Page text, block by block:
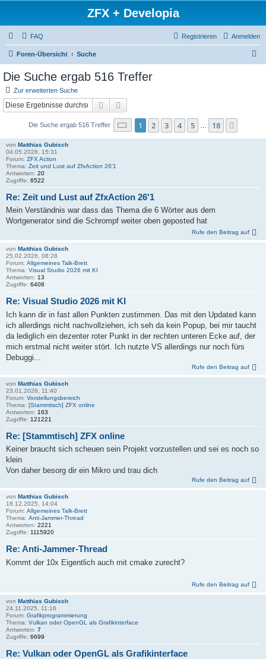
ZFX + Developia
FAQ Anmelden
Registrieren
Foren-Übersicht Suche
Die Suche ergab 516 Treffer
Zur erweiterten Suche
Suche
Die Suche ergab 516 Treffer Seite 1von 18
1 2 3 4 5 18
von Matthias Gubisch
04.05.2026, 15:31
Forum: ZFX Action
Thema: Zeit und Lust auf ZfxAction 26'1
Antworten: 20
Zugriffe: 6522
Re: Zeit und Lust auf ZfxAction 26'1
Mein Verständnis war dass das Thema die 6 Wörter aus dem
Wortgenerator sind die Schrompf weiter oben geposted hat
Rufe den Beitrag auf
von Matthias Gubisch
25.02.2026, 08:28
Forum: Allgemeines Talk-Brett
Thema: Visual Studio 2026 mit KI
Antworten: 13
Zugriffe: 6408
Re: Visual Studio 2026 mit KI
Ich kann dir in fast allen Punkten zustimmen. Das mit den Updated kann
ich allerdings nicht nachvollziehen, ich seh da kein Popup, bei mir taucht
da lediglich ein dezenter roter Punkt in der rechten unteren Ecke auf, der
mich erstmal nicht weiter stört. Ich nutzte VS allerdings nur noch fürs
Debuggi...
Rufe den Beitrag auf
von Matthias Gubisch
23.01.2026, 11:40
Forum: Vorstellungsbereich
Thema: [Stammtisch] ZFX online
Antworten: 163
Zugriffe: 121221
Re: [Stammtisch] ZFX online
Keiner braucht sich scheuen sein Projekt vorzustellen und sei es noch so
klein
Von daher besorg dir ein Mikro und trau dich
Rufe den Beitrag auf
von Matthias Gubisch
18.12.2025, 14:04
Forum: Allgemeines Talk-Brett
Thema: Anti-Jammer-Thread
Antworten: 2221
Zugriffe: 1115920
Re: Anti-Jammer-Thread
Kommt der 10x Eigentlich auch mit cmake zurecht?
Rufe den Beitrag auf
von Matthias Gubisch
24.11.2025, 11:16
Forum: Grafikprogrammierung
Thema: Vulkan oder OpenGL als Grafikinterface
Antworten: 7
Zugriffe: 6699
Re: Vulkan oder OpenGL als Grafikinterface